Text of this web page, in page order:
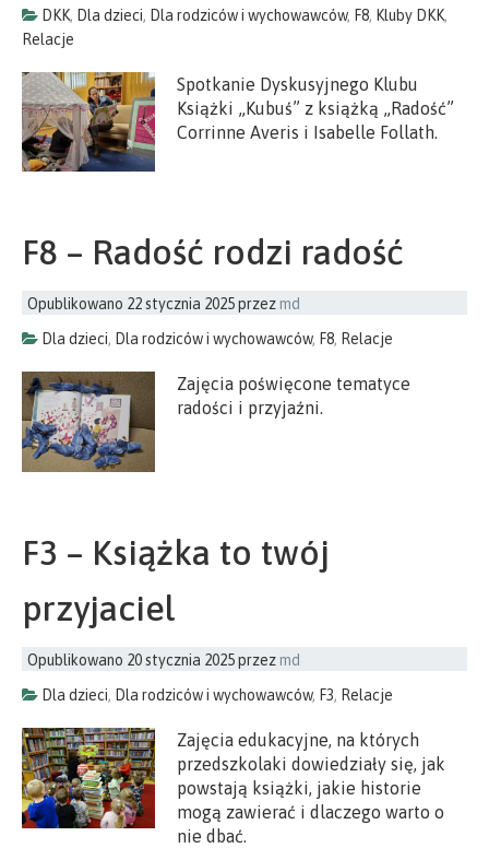
DKK, Dla dzieci, Dla rodziców i wychowawców, F8, Kluby DKK,
Relacje
Spotkanie Dyskusyjnego Klubu
Książki „Kubuś” z książką „Radość”
Corrinne Averis i Isabelle Follath.
F8 – Radość rodzi radość
Opublikowano 22 stycznia 2025przezmd
Dla dzieci, Dla rodziców i wychowawców, F8, Relacje
Zajęcia poświęcone tematyce
radości i przyjaźni.
F3 – Książka to twój
przyjaciel
Opublikowano 20 stycznia 2025przezmd
Dla dzieci, Dla rodziców i wychowawców, F3, Relacje
Zajęcia edukacyjne, na których
przedszkolaki dowiedziały się, jak
powstają książki, jakie historie
mogą zawierać i dlaczego warto o
nie dbać.